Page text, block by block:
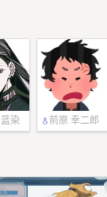
染 前原 幸二郎